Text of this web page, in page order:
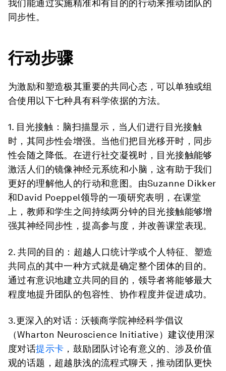
我们能通过实施精准和有目的的行动来推动团队的
同步性。
行动步骤
为激励和塑造极其重要的共同心态，可以单独或组
合使用以下七种具有科学依据的方法。
1. 目光接触： 脑扫描显示，当人们进行目光接触
时，其同步性会增强。当他们把目光移开时，同步
性会随之降低。在进行社交凝视时，目光接触能够
激活人们的镜像神经元系统和小脑，这有助于我们
更好的理解他人的行动和意图。由Suzanne Dikker
和David Poeppel领导的一项研究表明，在课堂
上，教师和学生之间持续两分钟的目光接触能够增
强其神经同步性，提高参与度，并改善课堂表现。
2. 共同的目的： 超越人口统计学或个人特征、塑造
共同点的其中一种方式就是确定整个团体的目的。
通过有意识地建立共同的目的，领导者将能够最大
程度地提升团队的包容性、协作程度并促进成功。
3.更深入的对话： 沃顿商学院神经科学倡议
（Wharton Neuroscience Initiative）建议使用深
度对话提示卡 ，鼓励团队讨论有意义的、涉及价值
观的话题，超越肤浅的流程式聊天，推动团队更快